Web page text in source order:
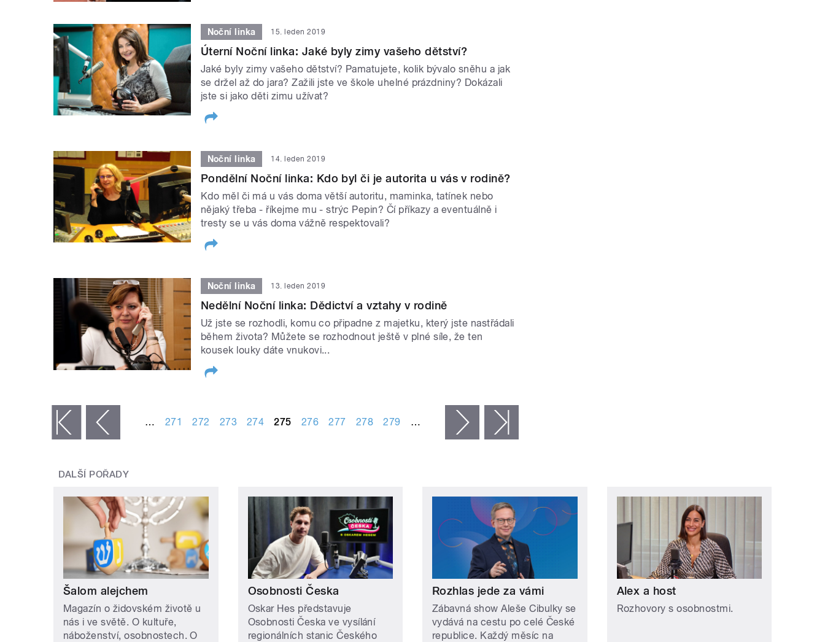
Noční linka 15. leden 2019
Úterní Noční linka: Jaké byly zimy vašeho dětství?
Jaké byly zimy vašeho dětství? Pamatujete, kolik bývalo sněhu a jak
se držel až do jara? Zažili jste ve škole uhelné prázdniny? Dokázali
jste si jako děti zimu užívat?
Noční linka 14. leden 2019
Pondělní Noční linka: Kdo byl či je autorita u vás v rodině?
Kdo měl či má u vás doma větší autoritu, maminka, tatínek nebo
nějaký třeba - říkejme mu - strýc Pepin? Čí příkazy a eventuálně i
tresty se u vás doma vážně respektovali?
Noční linka 13. leden 2019
Nedělní Noční linka: Dědictví a vztahy v rodině
Už jste se rozhodli, komu co připadne z majetku, který jste nastřádali
během života? Můžete se rozhodnout ještě v plné síle, že ten
kousek louky dáte vnukovi...
‹ předchozí … 271 272 273 274 275 276 277 278 279 … následující ›
DALŠÍ POŘADY
Šalom alejchem
Magazín o židovském životě u
nás i ve světě. O kultuře,
náboženství, osobnostech. O
Osobnosti Česka
Oskar Hes představuje
Osobnosti Česka ve vysílání
regionálních stanic Českého
Rozhlas jede za vámi
Zábavná show Aleše Cibulky se
vydává na cestu po celé České
republice. Každý měsíc na
Alex a host
Rozhovory s osobnostmi.